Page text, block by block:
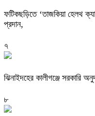
ফটিকছড়িতে ‘তাজকিয়া হেলথ
প্রদান,
৭
ঝিনাইদহের কালীগঞ্জে সরকারি
৮